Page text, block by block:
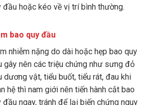
đầu hoặc kéo về vị trí bình thường.
bao quy đầu
nhiễm nặng do dài hoặc hẹp bao quy
gây nên các triệu chứng như sưng đỏ
dương vật, tiểu buốt, tiểu rát, đau khi
hệ thì nam giới nên tiến hành cắt bao
đầu ngay, tránh để lại biến chứng nguy